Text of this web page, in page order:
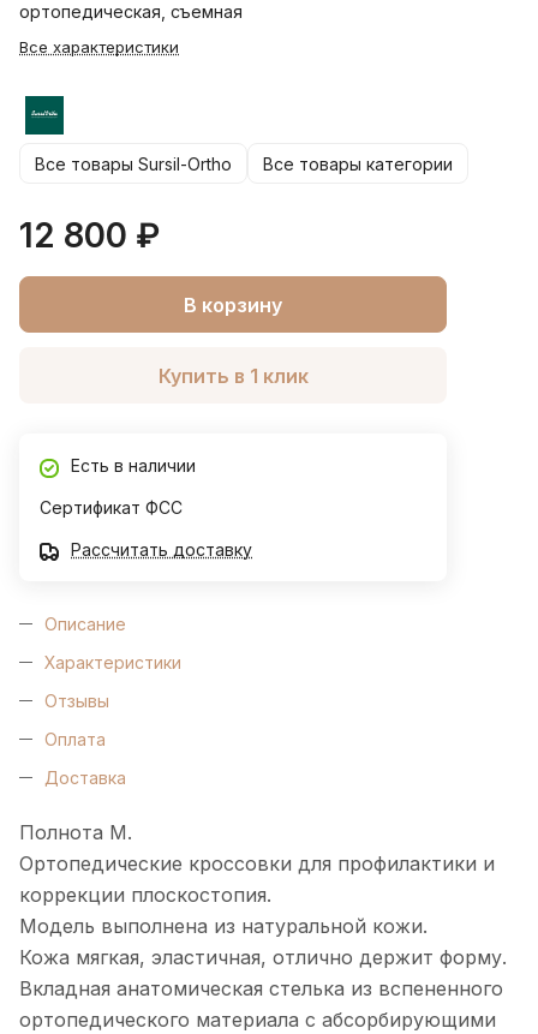
ортопедическая, съемная
Все характеристики
Все товары Sursil-Ortho Все товары категории
12 800 ₽
В корзину
Купить в 1 клик
Есть в наличии
Сертификат ФСС
Рассчитать доставку
Описание
Характеристики
Отзывы
Оплата
Доставка
Полнота М.
Ортопедические кроссовки для профилактики и
коррекции плоскостопия.
Модель выполнена из натуральной кожи.
Кожа мягкая, эластичная, отлично держит форму.
Вкладная анатомическая стелька из вспененного
ортопедического материала с абсорбирующими